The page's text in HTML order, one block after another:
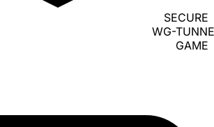
SECURE
WG-
GAME